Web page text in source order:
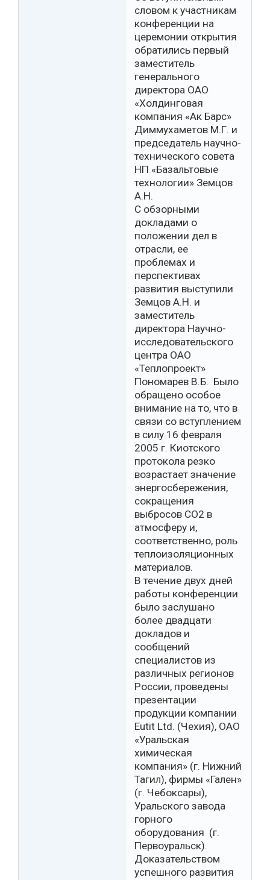
словом к участникам
конференции на
церемонии открытия
обратились первый
заместитель
генерального
директора ОАО
«Холдинговая
компания «Ак Барс»
Диммухаметов М.Г. и
председатель научно-
технического совета
НП «Базальтовые
технологии» Земцов
А.Н.
С обзорными
докладами о
положении дел в
отрасли, ее
проблемах и
перспективах
развития выступили
Земцов А.Н. и
заместитель
директора Научно-
исследовательского
центра ОАО
«Теплопроект»
Пономарев В.Б. Было
обращено особое
внимание на то, что в
связи со вступлением
в силу 16 февраля
2005 г. Киотского
протокола резко
возрастает значение
энергосбережения,
сокращения
выбросов СО2 в
атмосферу и,
соответственно, роль
теплоизоляционных
материалов.
В течение двух дней
работы конференции
было заслушано
более двадцати
докладов и
сообщений
специалистов из
различных регионов
России, проведены
презентации
продукции компании
Eutit Ltd. (Чехия), ОАО
«Уральская
химическая
компания» (г. Нижний
Тагил), фирмы «Гален»
(г. Чебоксары),
Уральского завода
горного
оборудования (г.
Первоуральск).
Доказательством
успешного развития